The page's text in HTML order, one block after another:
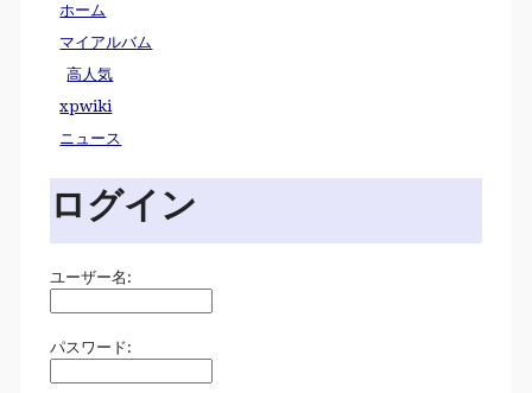
ホーム
マイアルバム
高人気
xpwiki
ニュース
ログイン
ユーザー名:
パスワード: